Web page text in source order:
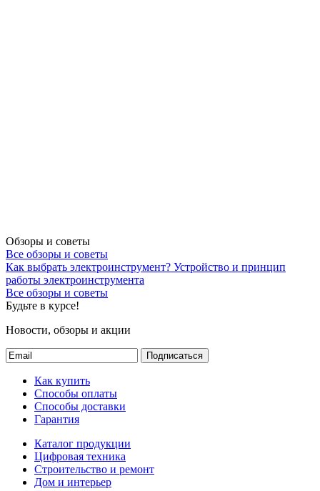
Обзоры и советы
Все обзоры и советы
Как выбрать электроинструмент? Устройство и принцип
работы электроинструмента
Все обзоры и советы
Будьте в курсе!
Новости, обзоры и акции
Подписаться
Как купить
Способы оплаты
Способы доставки
Гарантия
Каталог продукции
Цифровая техника
Строительство и ремонт
Дом и интерьер